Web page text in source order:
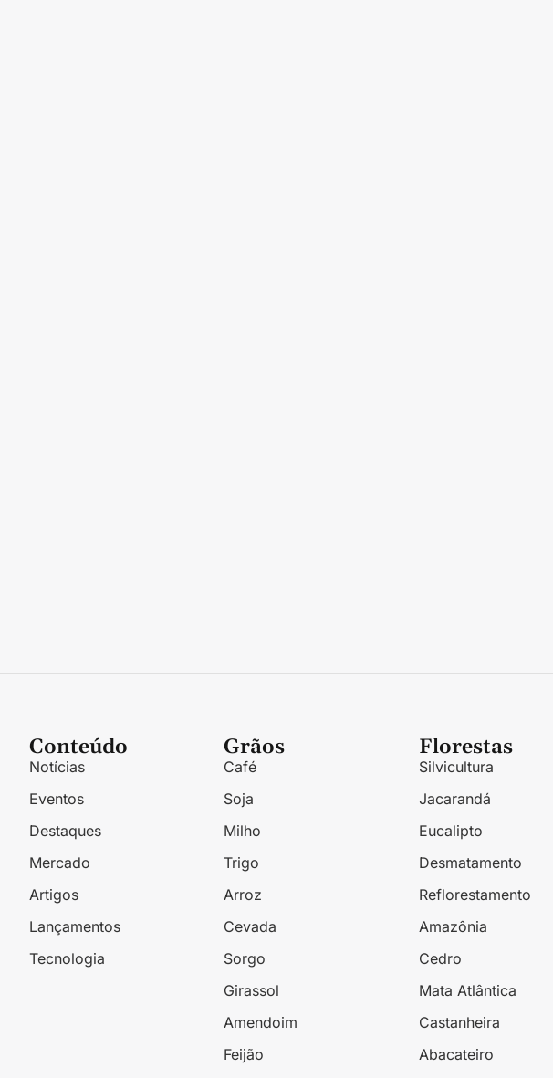
Conteúdo
Notícias
Eventos
Destaques
Mercado
Artigos
Lançamentos
Tecnologia
Grãos
Café
Soja
Milho
Trigo
Arroz
Cevada
Sorgo
Girassol
Amendoim
Feijão
Florestas
Silvicultura
Jacarandá
Eucalipto
Desmatamento
Reflorestamento
Amazônia
Cedro
Mata Atlântica
Castanheira
Abacateiro